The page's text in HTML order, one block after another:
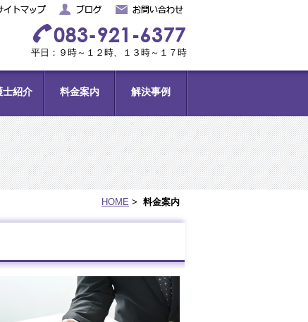
平日：９時～１２時、１３時～１７時
士紹介 料金案内 解決事例
HOME > 料金案内